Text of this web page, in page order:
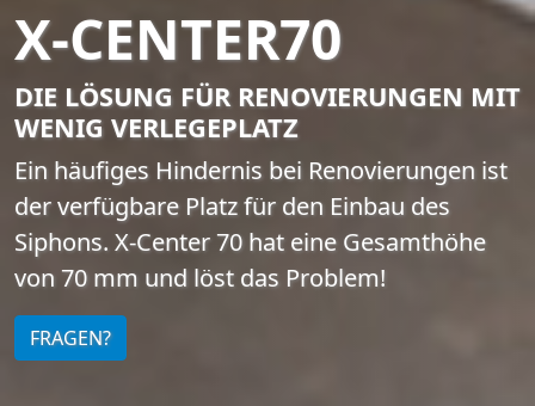
X-CENTER70
DIE LÖSUNG FÜR RENOVIERUNGEN MIT
WENIG VERLEGEPLATZ
Ein häufiges Hindernis bei Renovierungen ist
der verfügbare Platz für den Einbau des
Siphons. X-Center 70 hat eine Gesamthöhe
von 70 mm und löst das Problem!
FRAGEN?